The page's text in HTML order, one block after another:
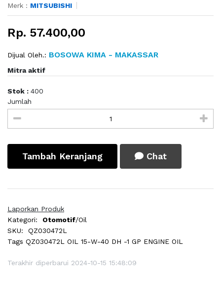
Merk : MITSUBISHI
Rp. 57.400,00
Dijual Oleh.: BOSOWA KIMA - MAKASSAR
Mitra aktif
Stok : 400
Jumlah
Tambah Keranjang Chat
Laporkan Produk
Kategori:
Otomotif/Oil
SKU:
QZ030472L
Tags QZ030472L OIL 15-W-40 DH -1 GP ENGINE OIL
Terakhir diperbarui 2024-10-15 15:48:09